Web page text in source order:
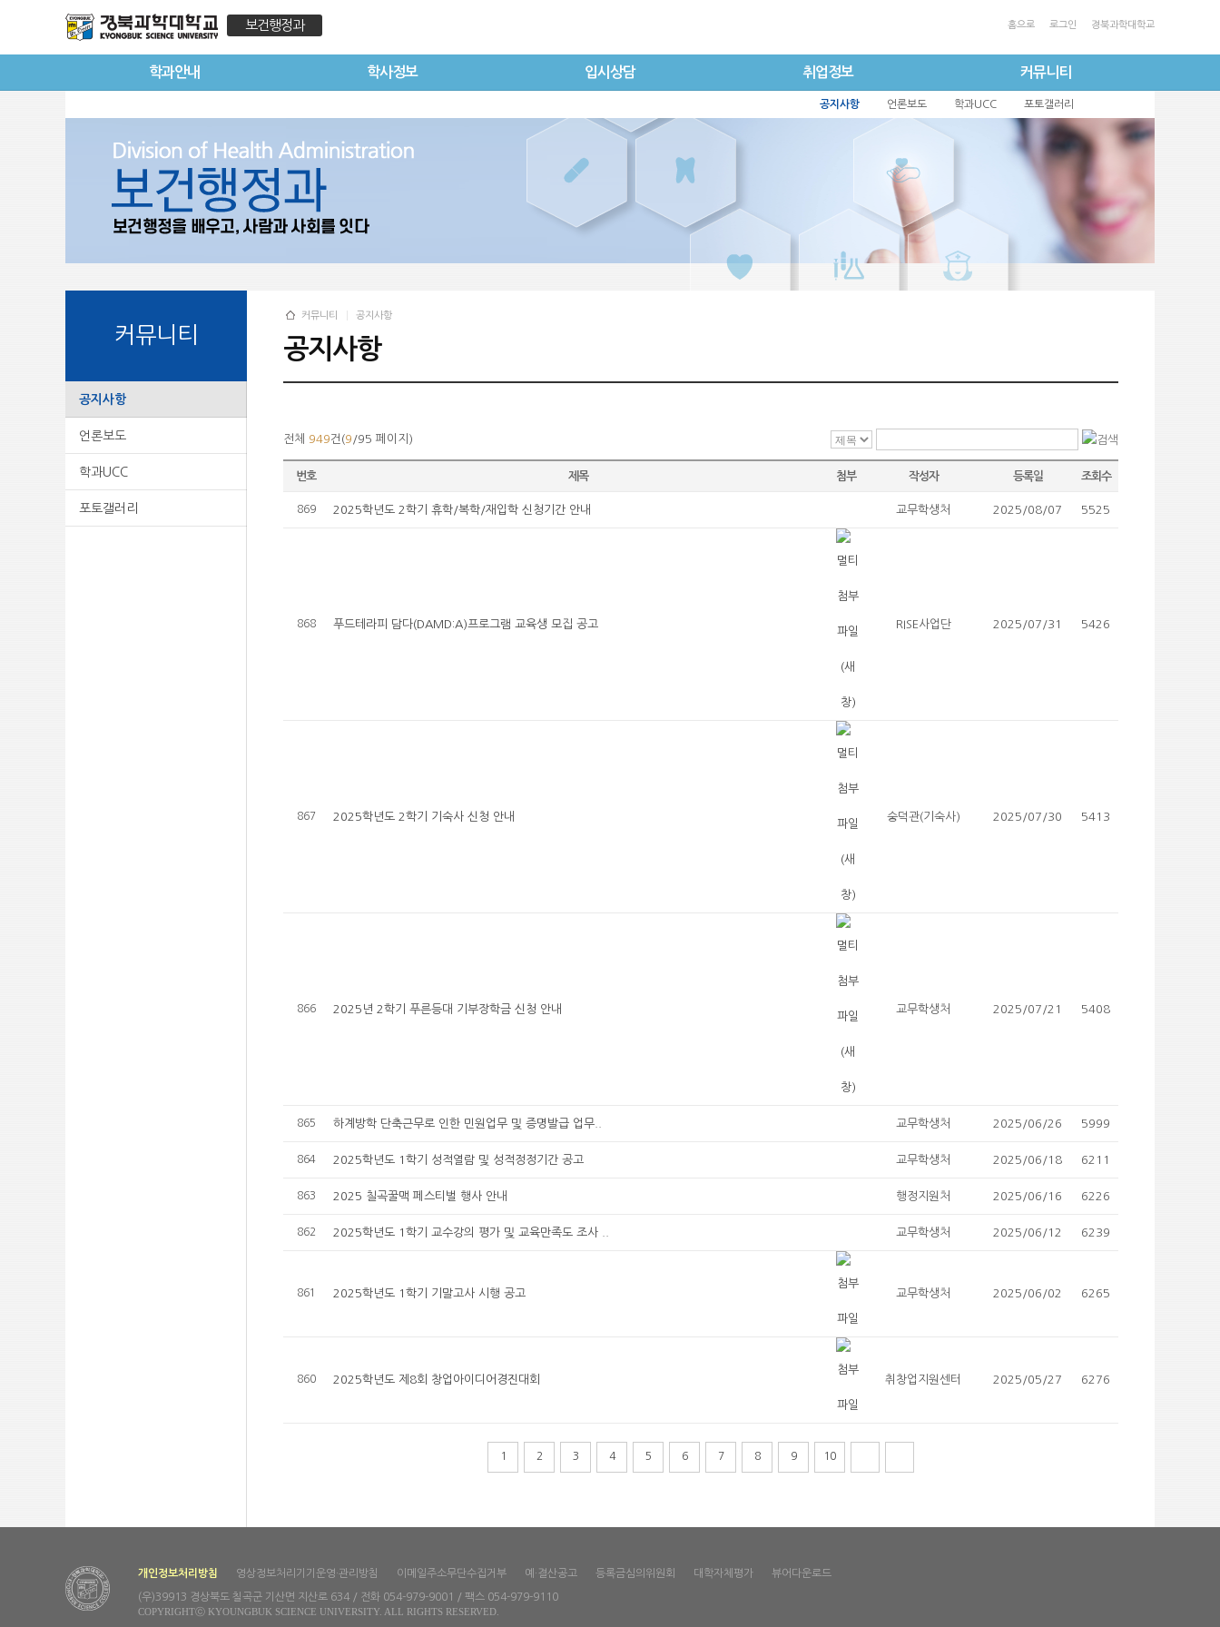
보건행정과 홈으로 로그인 경북과학대학교
학과안내 학사정보 입시상담 취업정보 커뮤니티
공지사항 언론보도 학과UCC 포토갤러리
커뮤니티
공지사항
언론보도
학과UCC
포토갤러리
커뮤니티 공지사항
공지사항
전체 949건(9 /95 페이지)
번호 제목 첨부 작성자 등록일 조회수
869 2025학년도 2학기 휴학/복학/재입학 신청기간 안내 교무학생처 2025/08/07 5525
868 푸드테라피 담다(DAMD:A)프로그램 교육생 모집 공고 RISE사업단 2025/07/31 5426
867 2025학년도 2학기 기숙사 신청 안내 숭덕관(기숙사) 2025/07/30 5413
866 2025년 2학기 푸른등대 기부장학금 신청 안내 교무학생처 2025/07/21 5408
865 하계방학 단축근무로 인한 민원업무 및 증명발급 업무.. 교무학생처 2025/06/26 5999
864 2025학년도 1학기 성적열람 및 성적정정기간 공고 교무학생처 2025/06/18 6211
863 2025 칠곡꿀맥 페스티벌 행사 안내 행정지원처 2025/06/16 6226
862 2025학년도 1학기 교수강의 평가 및 교육만족도 조사 .. 교무학생처 2025/06/12 6239
861 2025학년도 1학기 기말고사 시행 공고 교무학생처 2025/06/02 6265
860 2025학년도 제8회 창업아이디어경진대회 취창업지원센터 2025/05/27 6276
1 2 3 4 5 6 7 8 9 10
개인정보처리방침 영상정보처리기기운영·관리방침 이메일주소무단수집거부 예·결산공고 등록금심의위원회 대학자체평가 뷰어다운로드
(우)39913 경상북도 칠곡군 기산면 지산로 634 / 전화 054-979-9001 / 팩스 054-979-9110
COPYRIGHTⓒ KYOUNGBUK SCIENCE UNIVERSITY. ALL RIGHTS RESERVED.